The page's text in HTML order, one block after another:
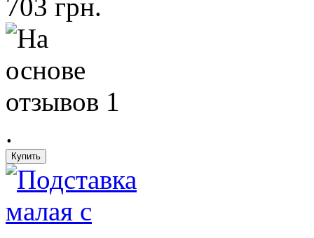
703 грн.